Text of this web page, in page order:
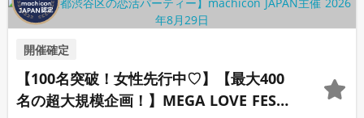
開催確定
【100名突破！女性先行中♡】【最大400
名の超大規模企画！】MEGA LOVE FES～